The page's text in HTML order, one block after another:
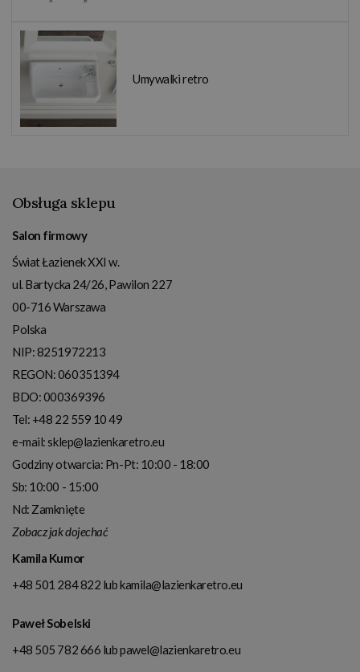
Umywalki retro
Obsługa sklepu
Salon firmowy
Świat Łazienek XXI w.
ul. Bartycka 24/26, Pawilon 227
00-716Warszawa
Polska
NIP:8251972213
REGON: 060351394
BDO: 000369396
Tel: +48 22 559 10 49
e-mail:sklep@lazienkaretro.eu
Godziny otwarcia: Pn-Pt: 10:00 - 18:00
Sb: 10:00 - 15:00
Nd: Zamknięte
Zobacz jak dojechać
Kamila Kumor
+48 501 284 822 lubkamila@lazienkaretro.eu
Paweł Sobelski
+48 505 782 666 lubpawel@lazienkaretro.eu